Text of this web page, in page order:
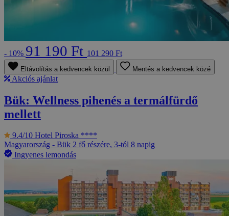
- 10% 91 190 Ft 101 290 Ft
Eltávolítás a kedvencek közül Mentés a kedvencek közé
Akciós ajánlat
Bük: Wellness pihenés a termálfürdő
mellett
9.4/10 Hotel Piroska ****
Magyarország - Bük 2 fő részére, 3-tól 8 napig
Ingyenes lemondás